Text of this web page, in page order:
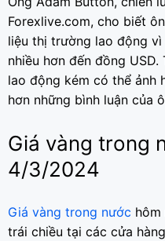
Forexlive.com, cho biết
liệu thị trường lao động
nhiều hơn đến đồng
lao động kém có thể ảnh
hơn những bình luận của
Giá vàng trong
4/3/2024
Giá vàng trong nước
trái chiều tại các cửa